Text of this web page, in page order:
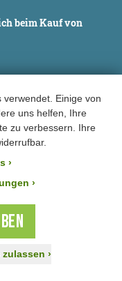
Einige von
uns helfen, Ihre
zu verbessern. Ihre
›
›
›
beim Kauf von
für BNE
wird 60.